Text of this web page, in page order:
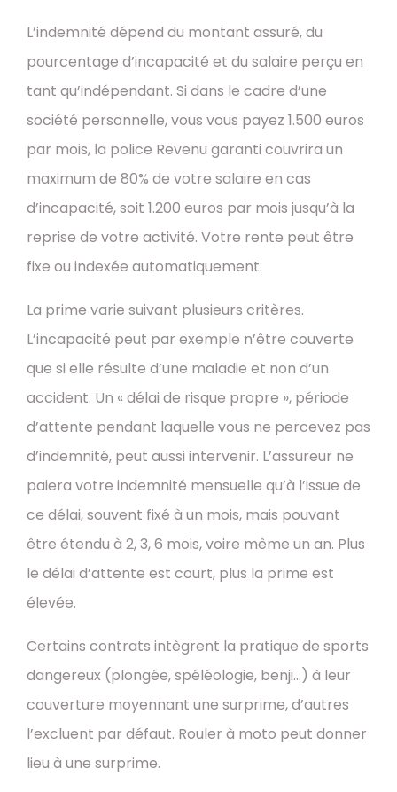
L’indemnité dépend du montant assuré, du
pourcentage d’incapacité et du salaire perçu en
tant qu’indépendant. Si dans le cadre d’une
société personnelle, vous vous payez 1.500 euros
par mois, la police Revenu garanti couvrira un
maximum de 80% de votre salaire en cas
d’incapacité, soit 1.200 euros par mois jusqu’à la
reprise de votre activité. Votre rente peut être
fixe ou indexée automatiquement.
La prime varie suivant plusieurs critères.
L’incapacité peut par exemple n’être couverte
que si elle résulte d’une maladie et non d’un
accident. Un « délai de risque propre », période
d’attente pendant laquelle vous ne percevez pas
d’indemnité, peut aussi intervenir. L’assureur ne
paiera votre indemnité mensuelle qu’à l’issue de
ce délai, souvent fixé à un mois, mais pouvant
être étendu à 2, 3, 6 mois, voire même un an. Plus
le délai d’attente est court, plus la prime est
élevée.
Certains contrats intègrent la pratique de sports
dangereux (plongée, spéléologie, benji…) à leur
couverture moyennant une surprime, d’autres
l’excluent par défaut. Rouler à moto peut donner
lieu à une surprime.